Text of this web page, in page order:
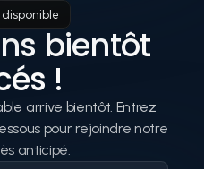
bientôt
!
arrive bientôt. Entrez
pour rejoindre notre
anticipé.